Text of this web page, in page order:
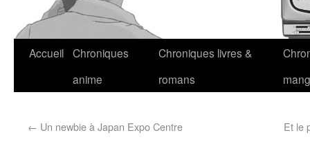
Accueil Chroniques
anime
Chroniques livres &
romans
← Un newbie à Japan Expo Centre Et le